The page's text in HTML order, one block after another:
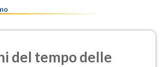
del tempo delle